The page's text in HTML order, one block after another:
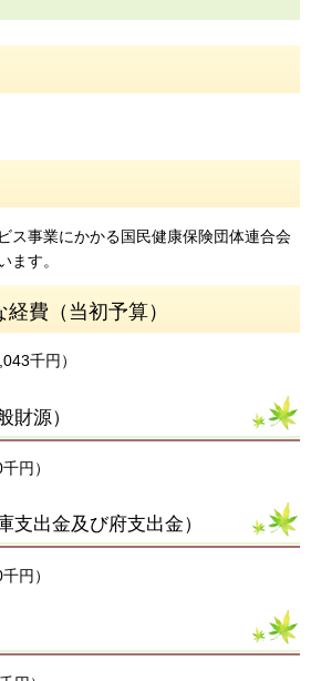
ス事業にかかる国民健康保険団体連合会
ます。
費（当初予算）
千円）
財源）
円）
支出金及び府支出金）
円）